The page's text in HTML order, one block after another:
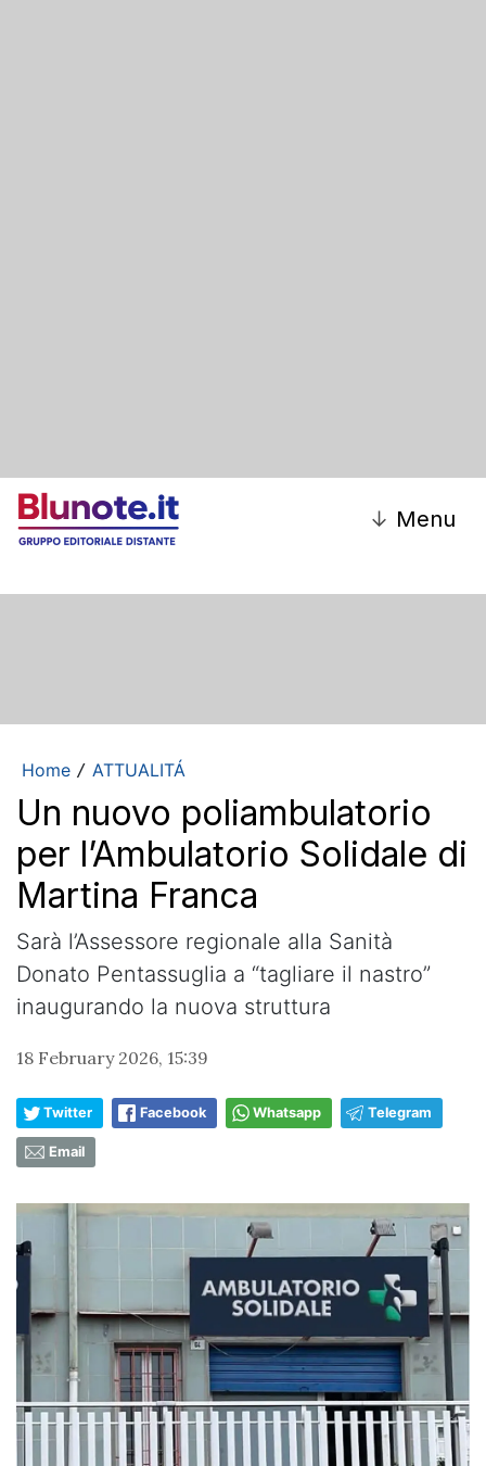
↓ Menu
Home / ATTUALITÁ
Un nuovo poliambulatorio
per l’Ambulatorio Solidale di
Martina Franca
Sarà l’Assessore regionale alla Sanità
Donato Pentassuglia a “tagliare il nastro”
inaugurando la nuova struttura
18 February 2026, 15:39
Twitter Facebook Whatsapp Telegram
Email